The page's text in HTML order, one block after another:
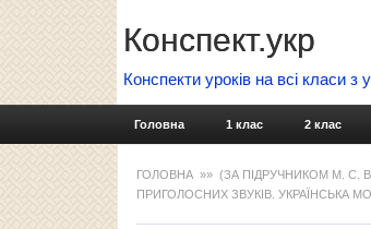
Конспект.укр
Конспекти уроків на всі класи
Головна 1 клас 2 клас
ГОЛОВНА »» (ЗА ПІДРУЧНИКОМ М. С.
ПРИГОЛОСНИХ ЗВУКІВ. УКРАЇНСЬКА